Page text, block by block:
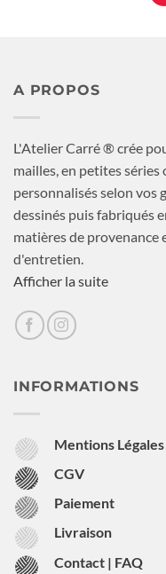
A PROPOS
L'Atelier Carré ® crée
mailles, en petites
personnalisés selon vos
dessinés puis fabriqués
matières de provenance
d'entretien.
Afficher la suite
INFORMATIONS
Mentions Légales
CGV
Paiement
Livraison
Contact | FAQ